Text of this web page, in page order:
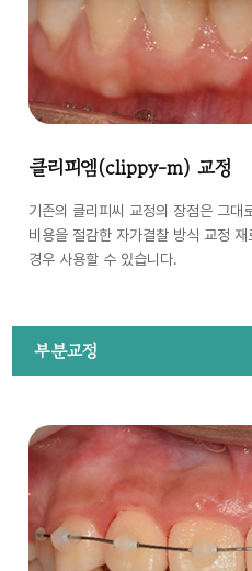
클리피엠(clippy-m) 교정
기존의 클리피씨 교정의 장점은 그대
비용을 절감한 자가결찰 방식 교정
경우 사용할 수 있습니다.
부분교정